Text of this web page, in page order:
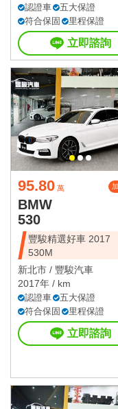
認證車
五大保證
符合保固
里程保證
立即諮詢
95.80 萬
BMW
530
豐駿精選好車 2017
530M
新北市 / 豐駿汽車
2017年 / km
認證車
五大保證
符合保固
里程保證
立即諮詢